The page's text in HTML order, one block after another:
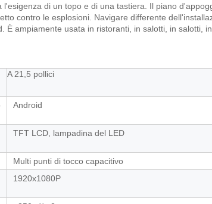
l'esigenza di un topo e di una tastiera. Il piano
contro le esplosioni. Navigare differente
È ampiamente usata in ristoranti, in salotti, in salotti,
A 21,5 pollici
Android
TFT LCD, lampadina del LED
Multi punti di tocco capacitivo
1920x1080P